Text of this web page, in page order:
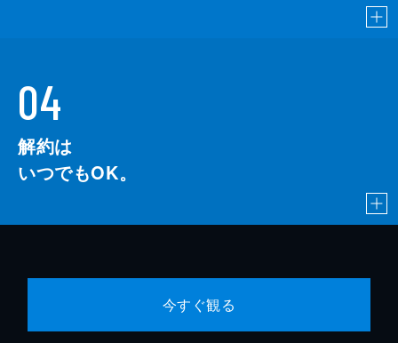
04
解約は
いつでもOK。
今すぐ観る